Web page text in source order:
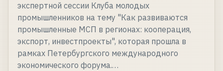
экспертной сессии Клуба молодых
промышленников на тему "Как развиваются
промышленные МСП в регионах: кооперация,
экспорт, инвестпроекты", которая прошла в
рамках Петербургского международного
экономического форума.…